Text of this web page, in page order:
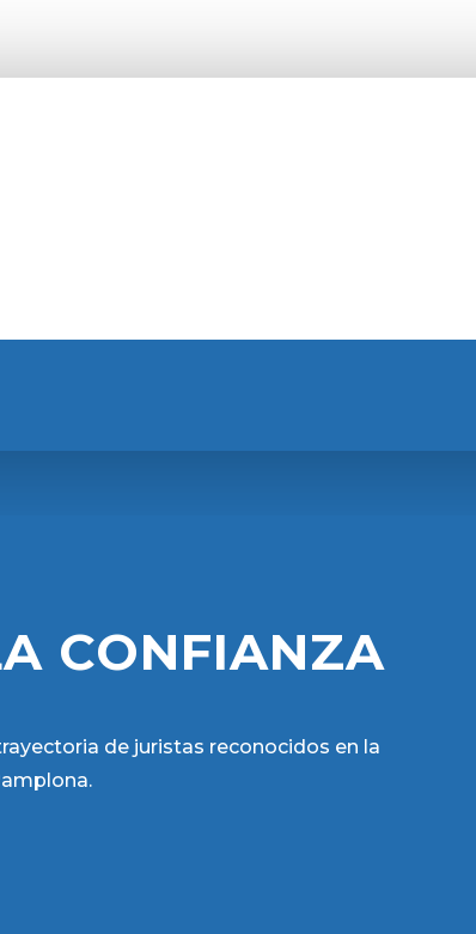
CONFIANZA
de juristas reconocidos en la